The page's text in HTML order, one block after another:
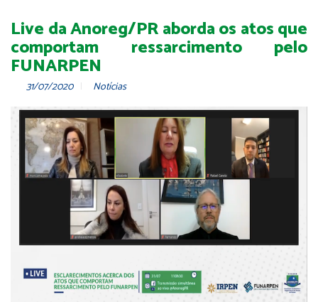
Live da Anoreg/PR aborda os atos que
comportam ressarcimento pelo
FUNARPEN
31/07/2020 Notícias